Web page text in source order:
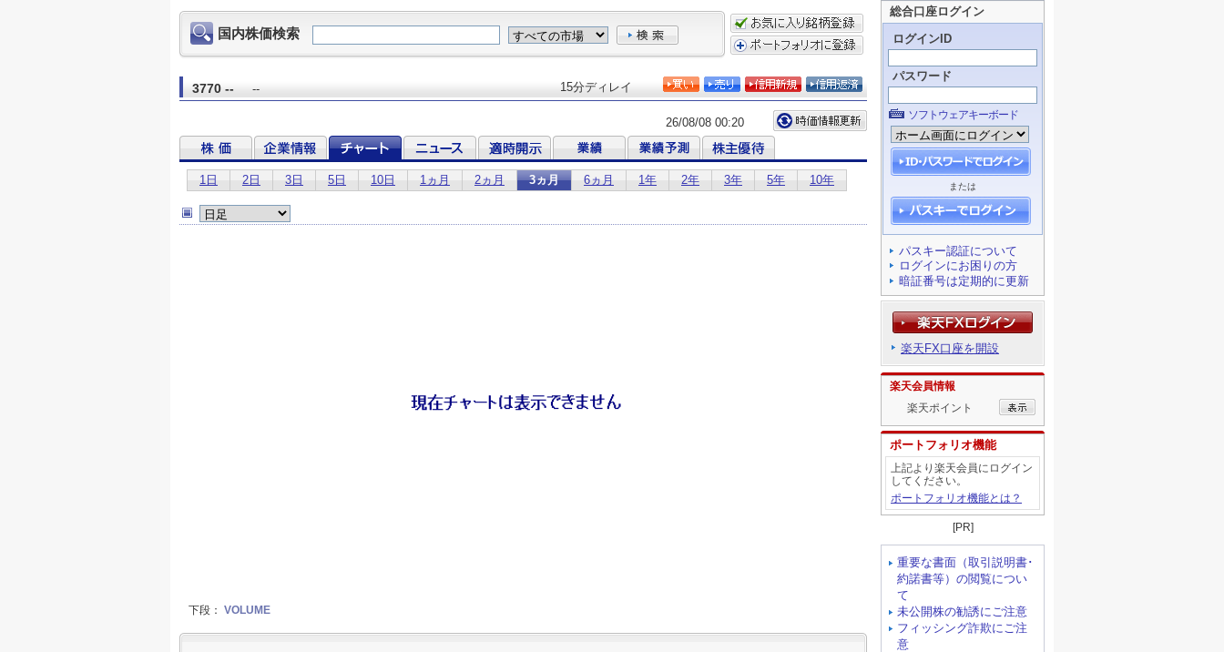
総合口座ログイン
ログインID
パスワード
ソフトウェアキーボード
または
パスキー認証について
ログインにお困りの方
暗証番号は定期的に更新
楽天FX口座を開設
楽天会員情報
楽天ポイント
ポートフォリオ機能
上記より楽天会員にログイン
してください。
ポートフォリオ機能とは？
[PR]
重要な書面（取引説明書･
約諾書等）の閲覧につい
て
未公開株の勧誘にご注意
フィッシング詐欺にご注
意